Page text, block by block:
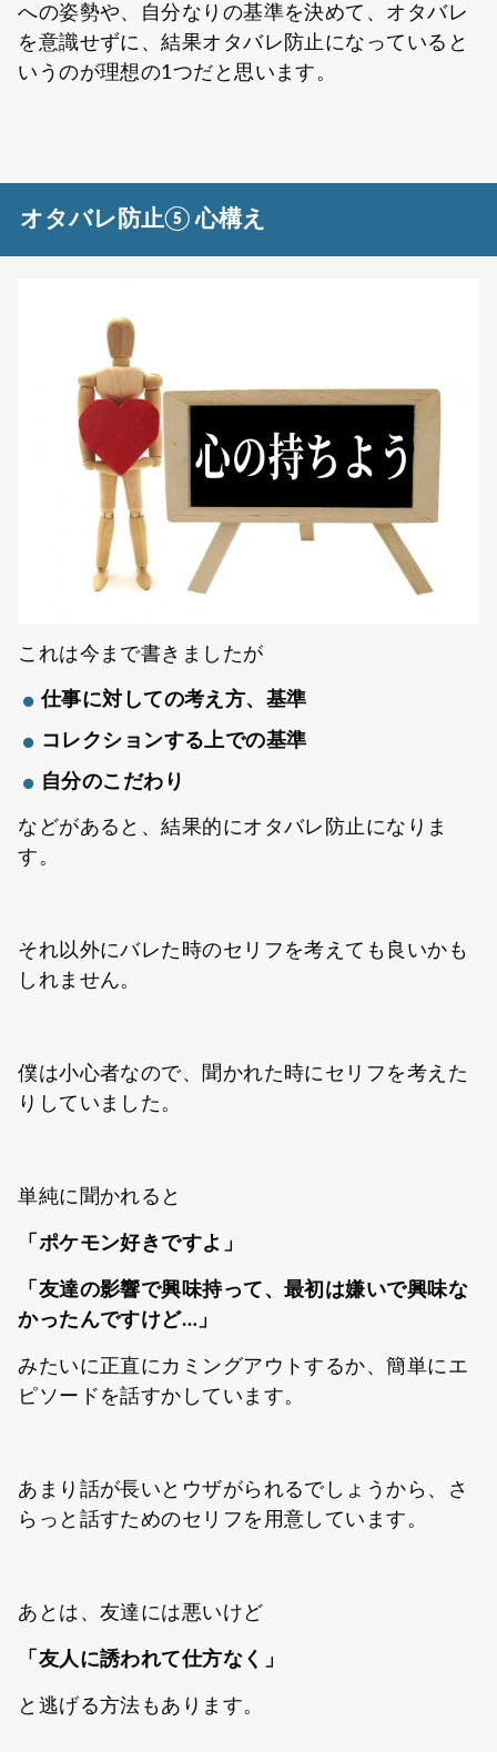
への姿勢や、自分なりの基準を決めて、オタバレ
を意識せずに、結果オタバレ防止になっていると
いうのが理想の1つだと思います。
オタバレ防止⑤ 心構え
これは今まで書きましたが
仕事に対しての考え方、基準
コレクションする上での基準
自分のこだわり
などがあると、結果的にオタバレ防止になりま
す。
それ以外にバレた時のセリフを考えても良いかも
しれません。
僕は小心者なので、聞かれた時にセリフを考えた
りしていました。
単純に聞かれると
「ポケモン好きですよ」
「友達の影響で興味持って、最初は嫌いで興味な
かったんですけど…」
みたいに正直にカミングアウトするか、簡単にエ
ピソードを話すかしています。
あまり話が長いとウザがられるでしょうから、さ
らっと話すためのセリフを用意しています。
あとは、友達には悪いけど
「友人に誘われて仕方なく」
と逃げる方法もあります。